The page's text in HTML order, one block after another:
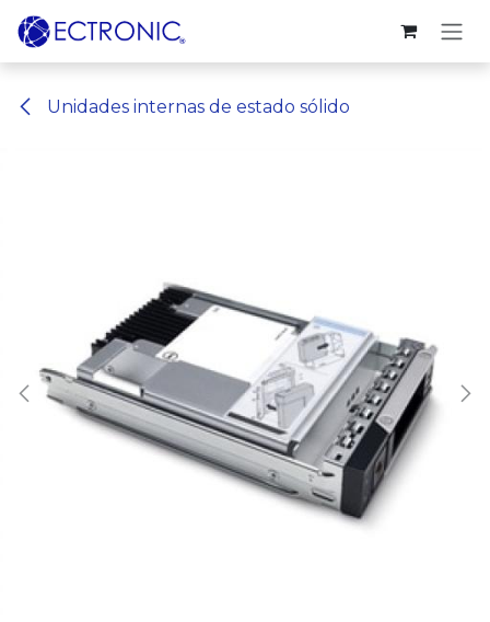
Ir al contenido
Unidades internas de estado sólido